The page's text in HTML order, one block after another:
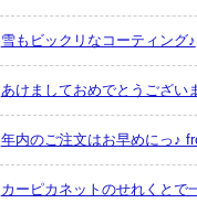
雪もビックリなコーティング♪
あけましておめでとうござい
年内のご注文はお早めにっ♪
カーピカネットのせれくとで